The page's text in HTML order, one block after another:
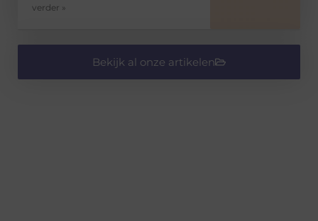
verder »
Bekijk al onze artikelen